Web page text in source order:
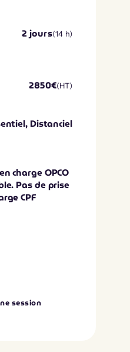
2 jours(14 h)
2850€(HT)
Distanciel
charge OPCO
Pas de prise
CPF
session